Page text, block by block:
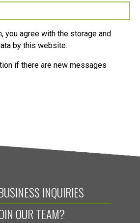
you agree with the storage and
by this website.
if there are new messages
INQUIRIES
OUR TEAM?